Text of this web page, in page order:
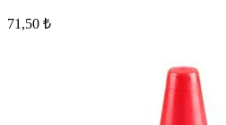
71,50 ₺